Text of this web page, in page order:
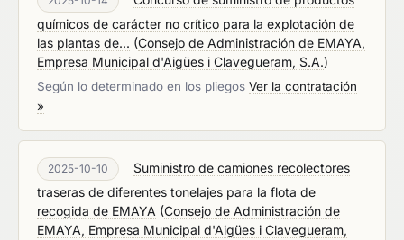
químicos de carácter no crítico para la explotación de
las plantas de... (Consejo de Administración de EMAYA,
Empresa Municipal d'Aigües i Clavegueram, S.A.)
Según lo determinado en los pliegos Ver la contratación
»
2025-10-10
Suministro de camiones recolectores
traseras de diferentes tonelajes para la flota de
recogida de EMAYA (Consejo de Administración de
EMAYA, Empresa Municipal d'Aigües i Clavegueram,